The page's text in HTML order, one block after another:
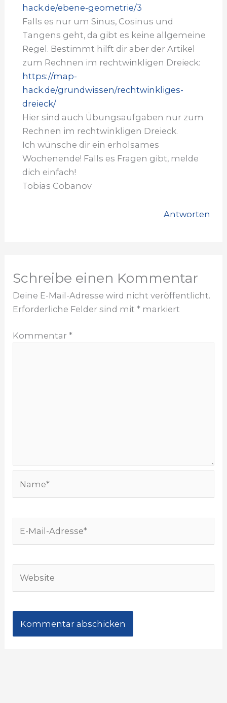
hack.de/ebene-geometrie/3
Falls es nur um Sinus, Cosinus und
Tangens geht, da gibt es keine allgemeine
Regel. Bestimmt hilft dir aber der Artikel
zum Rechnen im rechtwinkligen Dreieck:
https://map-
hack.de/grundwissen/rechtwinkliges-
dreieck/
Hier sind auch Übungsaufgaben nur zum
Rechnen im rechtwinkligen Dreieck.
Ich wünsche dir ein erholsames
Wochenende! Falls es Fragen gibt, melde
dich einfach!
Tobias Cobanov
Antworten
Schreibe einen Kommentar
Deine E-Mail-Adresse wird nicht veröffentlicht.
Erforderliche Felder sind mit* markiert
Kommentar*
Mail-